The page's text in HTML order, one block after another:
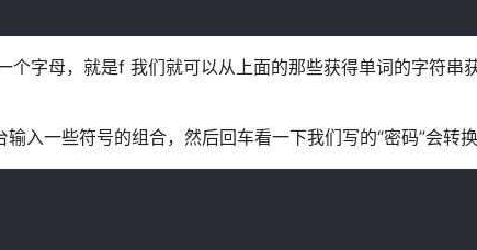
母，就是f 我们就可以从上面的那些获得单词的字符串
入一些符号的组合，然后回车看一下我们写的“密码”会转